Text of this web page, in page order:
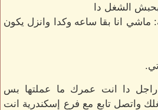
الشغل دا
انا بقا ساعه وكدا وانزل يكون
دا انت عمرك ما عملتها بس
تابع مع فرع إسكندرية انت